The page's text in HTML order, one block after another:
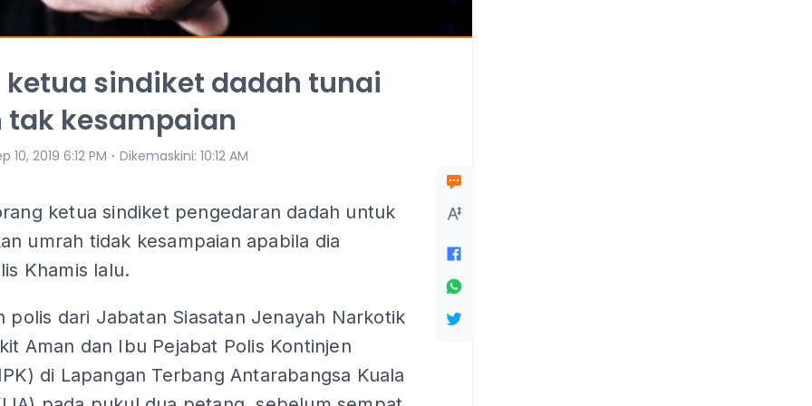
ketua sindiket dadah tunai
kesampaian
10, 2019 6:12 PM ⋅ Dikemaskini: 10:12 AM
ketua sindiket pengedaran dadah untuk
umrah tidak kesampaian apabila dia
Khamis lalu.
polis dari Jabatan Siasatan Jenayah Narkotik
Aman dan Ibu Pejabat Polis Kontinjen
di Lapangan Terbang Antarabangsa Kuala